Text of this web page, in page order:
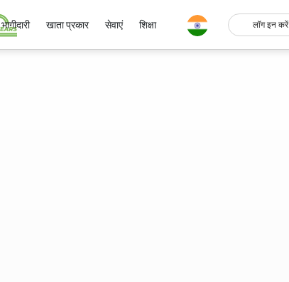
भागीदारी खाता प्रकार सेवाएं शिक्षा लॉग इन करें